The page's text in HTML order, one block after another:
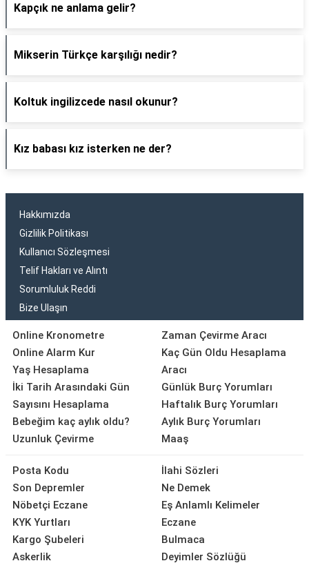
Kapçık ne anlama gelir?
Mikserin Türkçe karşılığı nedir?
Koltuk ingilizcede nasıl okunur?
Kız babası kız isterken ne der?
Hakkımızda
Gizlilik Politikası
Kullanıcı Sözleşmesi
Telif Hakları ve Alıntı
Sorumluluk Reddi
Bize Ulaşın
Online Kronometre
Online Alarm Kur
Yaş Hesaplama
İki Tarih Arasındaki Gün
Sayısını Hesaplama
Bebeğim kaç aylık oldu?
Uzunluk Çevirme
Zaman Çevirme Aracı
Kaç Gün Oldu Hesaplama
Aracı
Günlük Burç Yorumları
Haftalık Burç Yorumları
Aylık Burç Yorumları
Maaş
Posta Kodu
Son Depremler
Nöbetçi Eczane
KYK Yurtları
Kargo Şubeleri
Askerlik
İlahi Sözleri
Ne Demek
Eş Anlamlı Kelimeler
Eczane
Bulmaca
Deyimler Sözlüğü